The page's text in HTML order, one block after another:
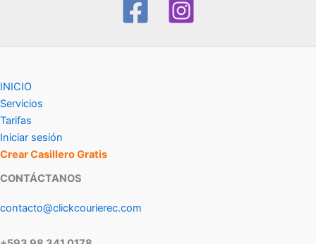
INICIO
Servicios
Tarifas
Iniciar sesión
Crear Casillero Gratis
CONTÁCTANOS
contacto@clickcourierec.com